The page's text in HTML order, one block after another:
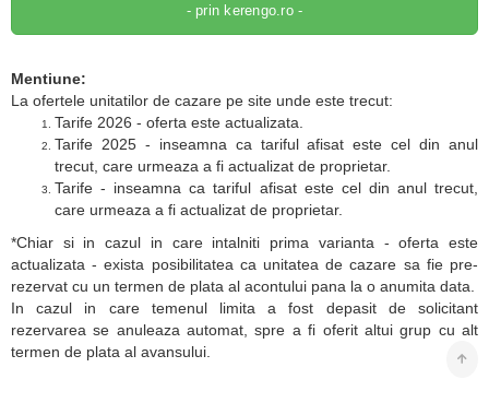
- prin kerengo.ro -
Mentiune:
La ofertele unitatilor de cazare pe site unde este trecut:
Tarife 2026 - oferta este actualizata.
Tarife 2025 - inseamna ca tariful afisat este cel din anul
trecut, care urmeaza a fi actualizat de proprietar.
Tarife - inseamna ca tariful afisat este cel din anul trecut,
care urmeaza a fi actualizat de proprietar.
*Chiar si in cazul in care intalniti prima varianta - oferta este
actualizata - exista posibilitatea ca unitatea de cazare sa fie pre-
rezervat cu un termen de plata al acontului pana la o anumita data.
In cazul in care temenul limita a fost depasit de solicitant
rezervarea se anuleaza automat, spre a fi oferit altui grup cu alt
termen de plata al avansului.